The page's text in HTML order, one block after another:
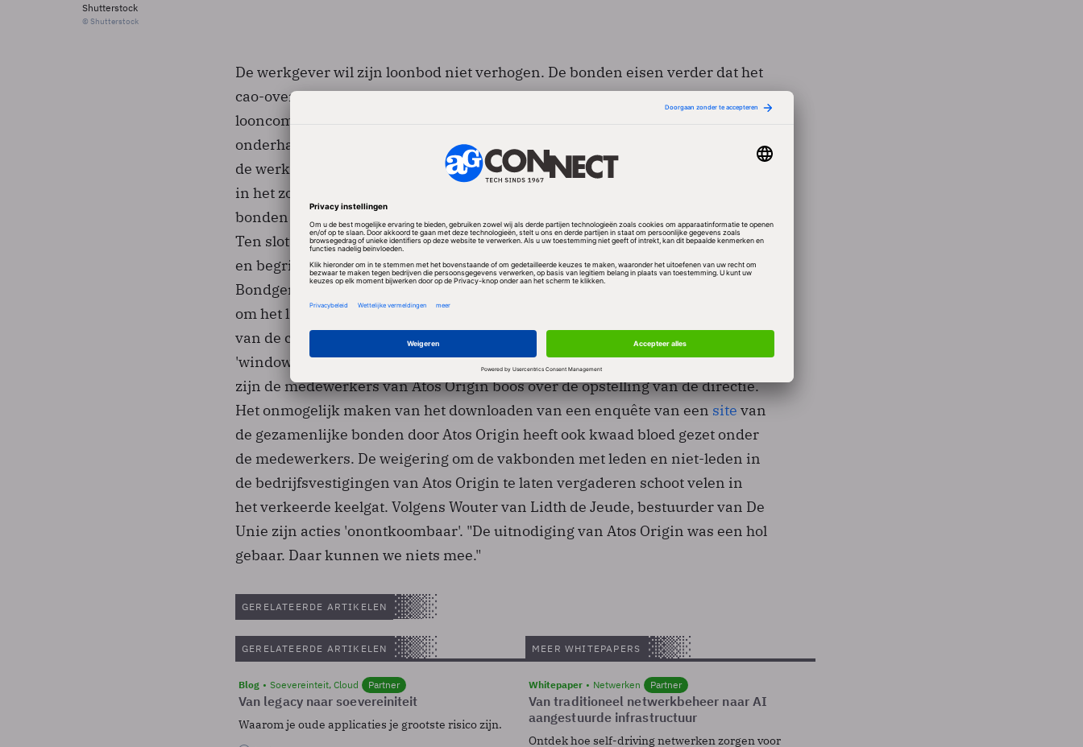
Shutterstock
© Shutterstock
De werkgever wil zijn loonbod niet verhogen. De bonden eisen verder dat het
cao-overleg bij Atos Origin volwaardig wordt, in die zin dat ook de
looncomponent op een normale manier wordt meegnomen in de
onderhandelingen. Zoals het nu in de CAO van Atos Origin is geregeld, hoeft
de werkgever alleen met de bonden over de loonontwikkeling te overleggen
in het zogeheten 'septemberoverleg'. Daarnaast moet Atos Origin volgens de
bonden de oriëntatietabel die bij de loonsverhoging hoort openbaar maken.
Ten slotte willen de bonden een convenant afsluiten voor een transparanter
en begrijpelijker beloningssystematiek. Volgens Nevin Demirtas van FNV
Bondgenoten heeft de uitnodiging van Atos Origin om verder te praten niets
om het lijf. "Atos Origin heeft aangegeven over de belangrijkste onderwerpen
van de cao-onderhandelingen niet te willen praten. Dan gaat zo'n gesprek op
'window dressing' lijken en daar doen wij niet aan mee." Volgens Demirtas
zijn de medewerkers van Atos Origin boos over de opstelling van de directie.
Het onmogelijk maken van het downloaden van een enquête van een site van
de gezamenlijke bonden door Atos Origin heeft ook kwaad bloed gezet onder
de medewerkers. De weigering om de vakbonden met leden en niet-leden in
de bedrijfsvestigingen van Atos Origin te laten vergaderen schoot velen in
het verkeerde keelgat. Volgens Wouter van Lidth de Jeude, bestuurder van De
Unie zijn acties 'onontkoombaar'. "De uitnodiging van Atos Origin was een hol
gebaar. Daar kunnen we niets mee."
GERELATEERDE ARTIKELEN
GERELATEERDE ARTIKELEN
Blog Soevereinteit, Cloud Partner
Van legacy naar soevereiniteit
Waarom je oude applicaties je grootste risico zijn.
MEER WHITEPAPERS
Whitepaper Netwerken Partner
Van traditioneel netwerkbeheer naar AI
aangestuurde infrastructuur
Ontdek hoe self-driving netwerken zorgen voor